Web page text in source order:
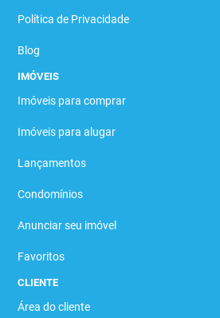
Política de Privacidade
Blog
IMÓVEIS
Imóveis para comprar
Imóveis para alugar
Lançamentos
Condomínios
Anunciar seu imóvel
Favoritos
CLIENTE
Área do cliente